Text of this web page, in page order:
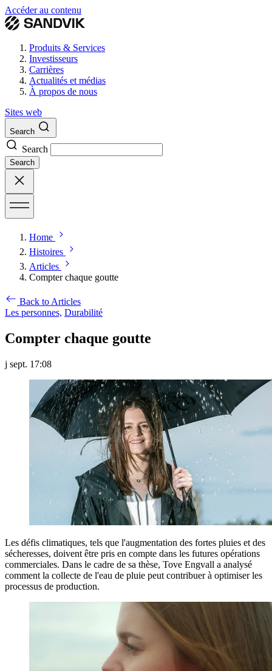
Accéder au contenu
Produits & Services
Investisseurs
Carrières
Actualités et médias
À propos de nous
Sites web
Search
Search
Search
Home
Histoires
Articles
Compter chaque goutte
Back to Articles
Les personnes, Durabilité
Compter chaque goutte
j sept. 17:08
Les défis climatiques, tels que l'augmentation des fortes pluies et des
sécheresses, doivent être pris en compte dans les futures opérations
commerciales. Dans le cadre de sa thèse, Tove Engvall a analysé
comment la collecte de l'eau de pluie peut contribuer à optimiser les
processus de production.